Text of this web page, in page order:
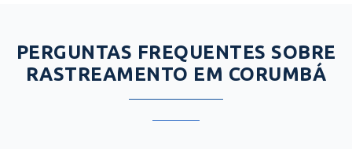
PERGUNTAS FREQUENTES SOBRE
RASTREAMENTO EM CORUMBÁ